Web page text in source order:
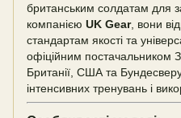
британським солдатам для
компанією UK Gear, вони
стандартам якості та
офіційним постачальником
Британії, США та
інтенсивних тренувань і